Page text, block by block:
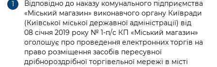
Рішення та розпорядження
Проєкти розпоряджень, що
перебувають на погодженні КМВА
Рішення Київради
Освіта та навчальні заклади
Дороги, транспорт та парковки
Навколишнє середовище міста
Громадська експертиза
Громадський бюджет
Консультації з громадськістю
Інформація з обмеженим доступом
Подати запит онлайн
Проекти нормативно-правових та
Медіагалерея
Підписатися на новини та анонси від
КМДА / Subscribe to announcements
from the KCSA
Портал Послуг
Відповідно до наказу комунального підприємства
«Міський магазин» виконавчого органу Київради
(Київської міської державної адміністрації) від
08 січня 2019 року № 1-п/c КП «Міський магазин»
оголошує про проведення електронних торгів на
право розміщення засобів пересувної
дрібнороздрібної торгівельної мережі в місті